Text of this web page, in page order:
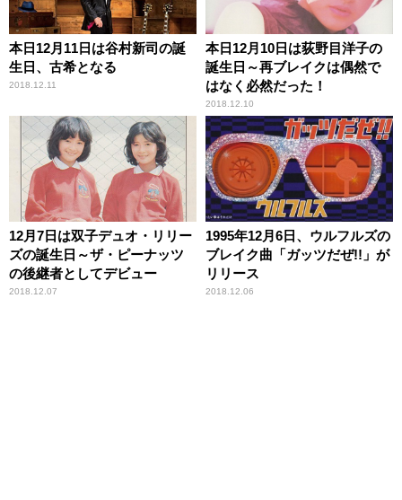
本日12月11日は谷村新司の誕
生日、古希となる
2018.12.11
本日12月10日は荻野目洋子の
誕生日～再ブレイクは偶然で
はなく必然だった！
2018.12.10
12月7日は双子デュオ・リリー
ズの誕生日～ザ・ピーナッツ
の後継者としてデビュー
2018.12.07
1995年12月6日、ウルフルズの
ブレイク曲「ガッツだぜ!!」が
リリース
2018.12.06